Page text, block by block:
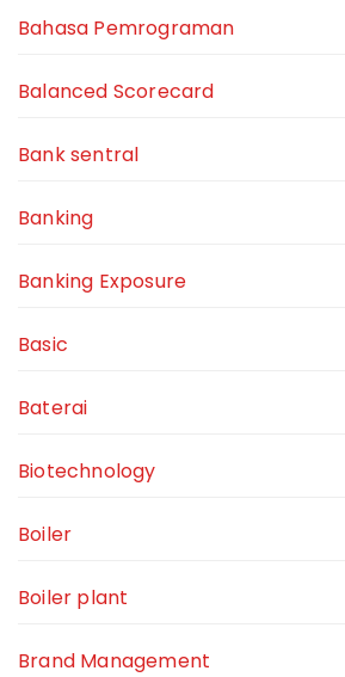
Bahasa Pemrograman
Balanced Scorecard
Bank sentral
Banking
Banking Exposure
Basic
Baterai
Biotechnology
Boiler
Boiler plant
Brand Management